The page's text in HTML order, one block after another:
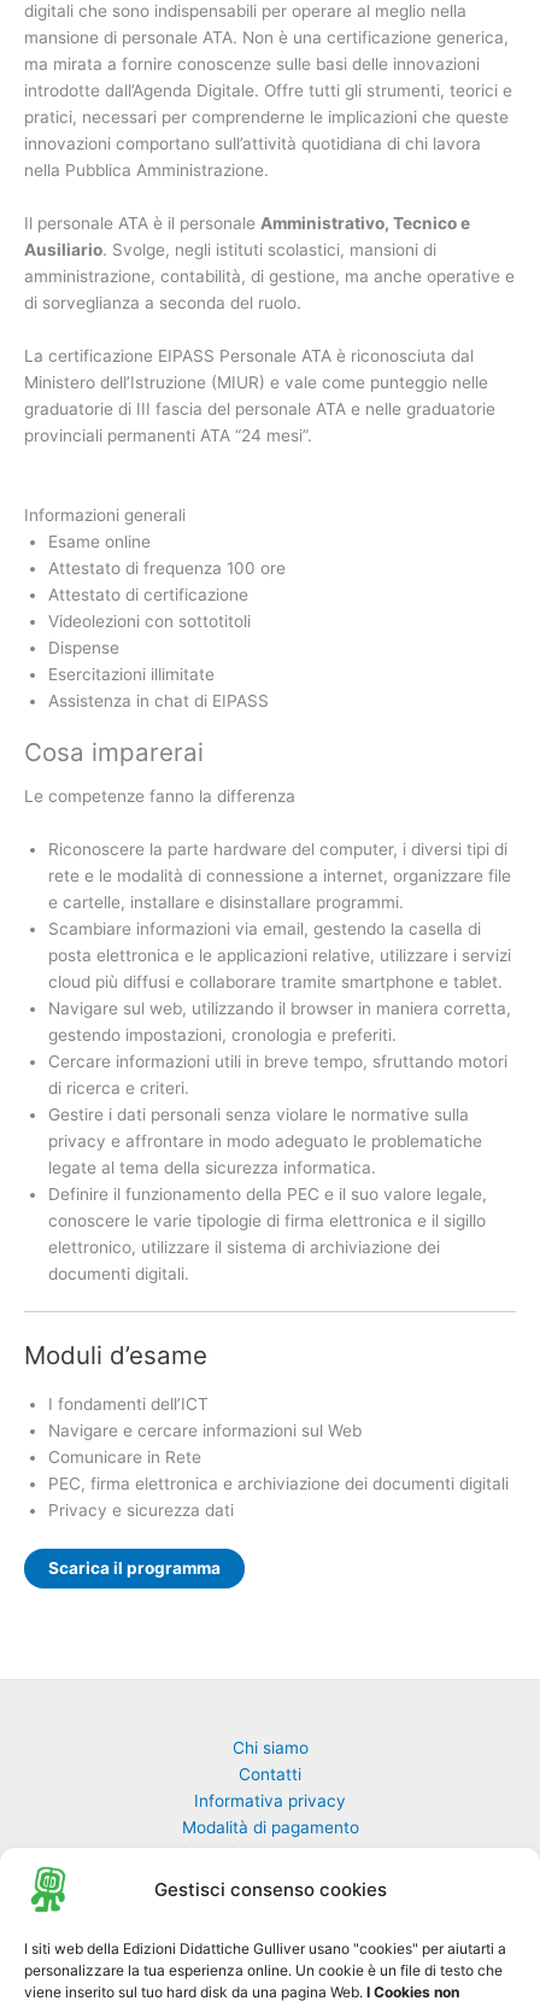
Gestisci consenso cookies
I siti web della Edizioni Didattiche Gulliver usano "cookies" per aiutarti a
personalizzare la tua esperienza online. Un cookie è un file di testo che
viene inserito sul tuo hard disk da una pagina Web. I Cookies non
digitali che sono indispensabili per operare al meglio nella
mansione di personale ATA. Non è una certificazione generica,
ma mirata a fornire conoscenze sulle basi delle innovazioni
introdotte dall’Agenda Digitale. Offre tutti gli strumenti, teorici e
pratici, necessari per comprenderne le implicazioni che queste
innovazioni comportano sull’attività quotidiana di chi lavora
nella Pubblica Amministrazione.
Il personale ATA è il personale Amministrativo, Tecnico e
Ausiliario. Svolge, negli istituti scolastici, mansioni di
amministrazione, contabilità, di gestione, ma anche operative e
di sorveglianza a seconda del ruolo.
La certificazione EIPASS Personale ATA è riconosciuta dal
Ministero dell’Istruzione (MIUR) e vale come punteggio nelle
graduatorie di III fascia del personale ATA e nelle graduatorie
provinciali permanenti ATA “24 mesi”.
Informazioni generali
Esame online
Attestato di frequenza 100 ore
Attestato di certificazione
Videolezioni con sottotitoli
Dispense
Esercitazioni illimitate
Assistenza in chat di EIPASS
Cosa imparerai
Le competenze fanno la differenza
Riconoscere la parte hardware del computer, i diversi tipi di
rete e le modalità di connessione a internet, organizzare file
e cartelle, installare e disinstallare programmi.
Scambiare informazioni via email, gestendo la casella di
posta elettronica e le applicazioni relative, utilizzare i servizi
cloud più diffusi e collaborare tramite smartphone e tablet.
Navigare sul web, utilizzando il browser in maniera corretta,
gestendo impostazioni, cronologia e preferiti.
Cercare informazioni utili in breve tempo, sfruttando motori
di ricerca e criteri.
Gestire i dati personali senza violare le normative sulla
privacy e affrontare in modo adeguato le problematiche
legate al tema della sicurezza informatica.
Definire il funzionamento della PEC e il suo valore legale,
conoscere le varie tipologie di firma elettronica e il sigillo
elettronico, utilizzare il sistema di archiviazione dei
documenti digitali.
Moduli d’esame
I fondamenti dell’ICT
Navigare e cercare informazioni sul Web
Comunicare in Rete
PEC, firma elettronica e archiviazione dei documenti digitali
Privacy e sicurezza dati
Scarica il programma
Chi siamo
Contatti
Informativa privacy
Modalità di pagamento
Richiesta rivista non pervenuta
Richiedi una classe di GulliverEdu
Nuovo Gulliver News